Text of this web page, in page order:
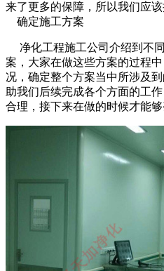
来了更多的保障，所以我们应该
确定施工方案
净化工程施工公司介绍到不
案，大家在做这些方案的过程
况，确定整个方案当中所涉及
助我们后续完成各个方面的工
合理，接下来在做的时候才能够